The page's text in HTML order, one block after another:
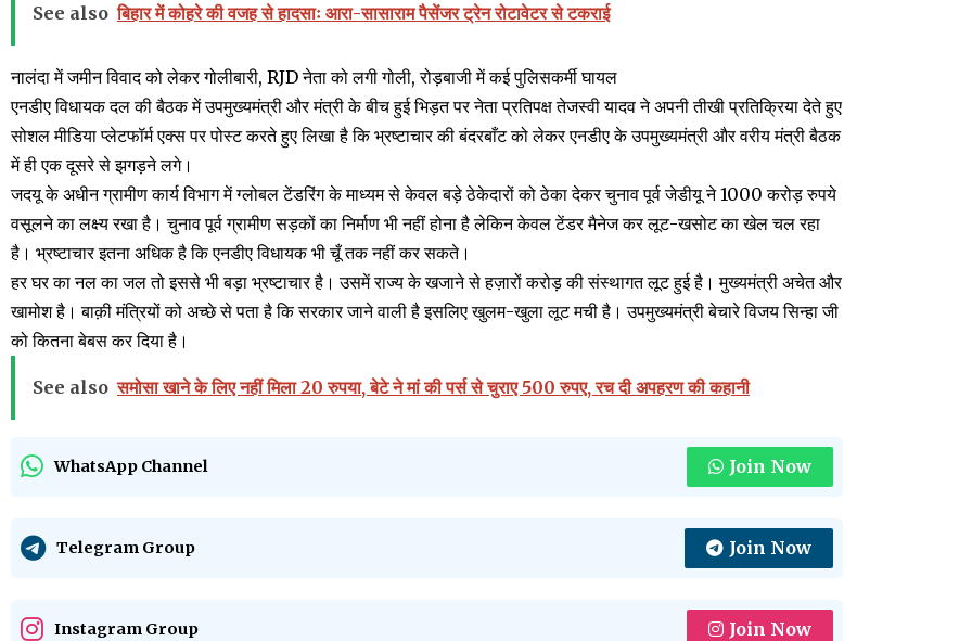
See also बिहार में कोहरे की वजह से हादसाः आरा-सासाराम पैसेंजर ट्रेन रोटावेटर से टकराई
नालंदा में जमीन विवाद को लेकर गोलीबारी, RJD नेता को लगी गोली, रोड़बाजी में कई पुलिसकर्मी घायल
एनडीए विधायक दल की बैठक में उपमुख्यमंत्री और मंत्री के बीच हुई भिड़त पर नेता प्रतिपक्ष तेजस्वी यादव ने अपनी तीखी प्रतिक्रिया देते हुए
सोशल मीडिया प्लेटफॉर्म एक्स पर पोस्ट करते हुए लिखा है कि भ्रष्टाचार की बंदरबाँट को लेकर एनडीए के उपमुख्यमंत्री और वरीय मंत्री बैठक
में ही एक दूसरे से झगड़ने लगे।
जदयू के अधीन ग्रामीण कार्य विभाग में ग्लोबल टेंडरिंग के माध्यम से केवल बड़े ठेकेदारों को ठेका देकर चुनाव पूर्व जेडीयू ने 1000 करोड़ रुपये
वसूलने का लक्ष्य रखा है। चुनाव पूर्व ग्रामीण सड़कों का निर्माण भी नहीं होना है लेकिन केवल टेंडर मैनेज कर लूट-खसोट का खेल चल रहा
है। भ्रष्टाचार इतना अधिक है कि एनडीए विधायक भी चूँ तक नहीं कर सकते।
हर घर का नल का जल तो इससे भी बड़ा भ्रष्टाचार है। उसमें राज्य के खजाने से हज़ारों करोड़ की संस्थागत लूट हुई है। मुख्यमंत्री अचेत और
खामोश है। बाक़ी मंत्रियों को अच्छे से पता है कि सरकार जाने वाली है इसलिए खुलम-खुला लूट मची है। उपमुख्यमंत्री बेचारे विजय सिन्हा जी
को कितना बेबस कर दिया है।
See also समोसा खाने के लिए नहीं मिला 20 रुपया, बेटे ने मां की पर्स से चुराए 500 रुपए, रच दी अपहरण की कहानी
WhatsApp Channel Join Now
Telegram Group Join Now
Instagram Group Join Now